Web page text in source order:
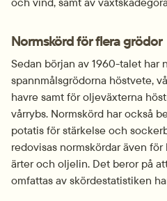
Normskörd för flera grödor
Sedan början av 1960-talet har
spannmålsgrödorna höstvete,
havre samt för oljeväxterna
vårrybs. Normskörd har också
potatis för stärkelse och
redovisas normskördar även
ärter och oljelin. Det beror på
omfattas av skördestatistiken